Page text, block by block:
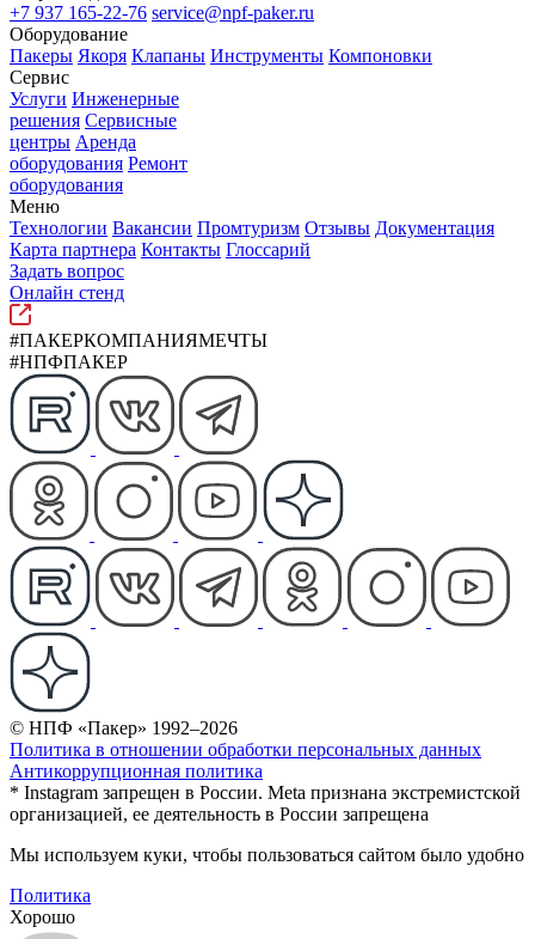
+7 937 165-22-76 service@npf-paker.ru
Оборудование
Пакеры Якоря Клапаны Инструменты Компоновки
Сервис
Услуги Инженерные
решения Сервисные
центры Аренда
оборудования Ремонт
оборудования
Меню
Технологии Вакансии Промтуризм Отзывы Документация
Карта партнера Контакты Глоссарий
Задать вопрос
Онлайн стенд
#ПАКЕРКОМПАНИЯМЕЧТЫ
#НПФПАКЕР
© НПФ «Пакер» 1992–2026
Политика в отношении обработки персональных данных
Антикоррупционная политика
* Instagram запрещен в России. Meta признана экстремистской
организацией, ее деятельность в России запрещена
Мы используем куки, чтобы пользоваться сайтом было удобно
Политика
Хорошо